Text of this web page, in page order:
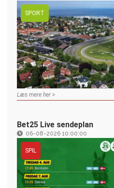
SPORT
Læs mere her >
Bet25 Live sendeplan
06-08-2026 10:00:00
SPIL